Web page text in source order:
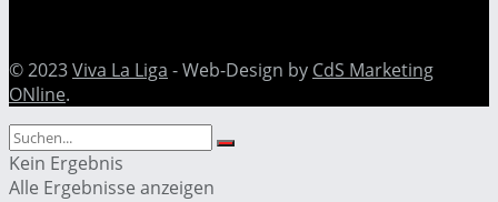
© 2023Viva La Liga - Web-Design by CdS Marketing
ONline.
Kein Ergebnis
Alle Ergebnisse anzeigen